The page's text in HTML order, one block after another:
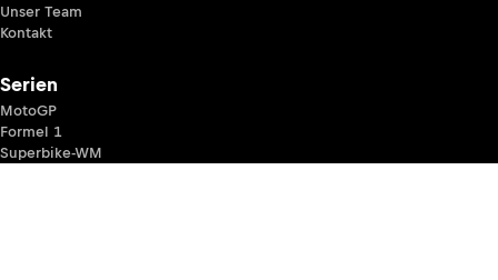
Unser Team
Kontakt
Serien
MotoGP
Formel 1
Superbike-WM